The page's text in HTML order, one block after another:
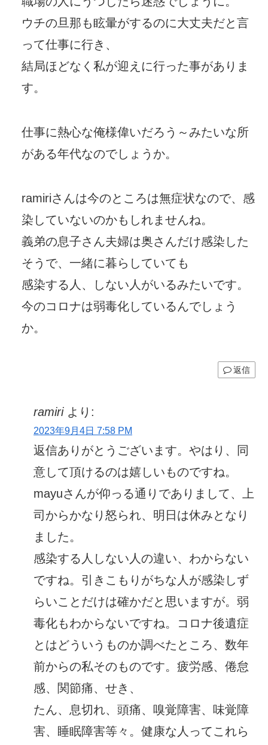
ウチの旦那も眩暈がするのに大丈夫だと言
って仕事に行き、
結局ほどなく私が迎えに行った事がありま
す。
仕事に熱心な俺様偉いだろう～みたいな所
がある年代なのでしょうか。
ramiriさんは今のところは無症状なので、感
染していないのかもしれませんね。
義弟の息子さん夫婦は奥さんだけ感染した
そうで、一緒に暮らしていても
感染する人、しない人がいるみたいです。
今のコロナは弱毒化しているんでしょう
か。
返信
ramiri より:
2023年9月4日 7:58 PM
返信ありがとうございます。やはり、同
意して頂けるのは嬉しいものですね。
mayuさんが仰っる通りでありまして、上
司からかなり怒られ、明日は休みとなり
ました。
感染する人しない人の違い、わからない
ですね。引きこもりがちな人が感染しず
らいことだけは確かだと思いますが。弱
毒化もわからないですね。コロナ後遺症
とはどういうものか調べたところ、数年
前からの私そのものです。疲労感、倦怠
感、関節痛、せき、
たん、息切れ、頭痛、嗅覚障害、味覚障
害、睡眠障害等々。健康な人ってこれら